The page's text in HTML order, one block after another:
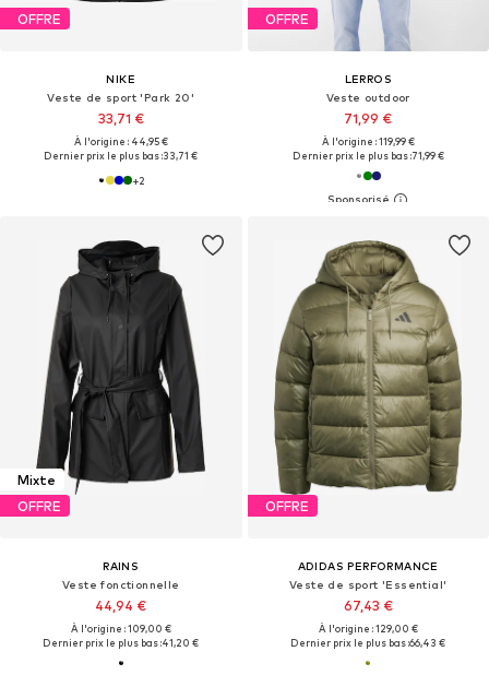
OFFRE
NIKE
Veste de sport 'Park 20'
33,71 €
À l'origine : 44,95 €
Dernier prix le plus bas :33,71 €
+2
OFFRE
LERROS
Veste outdoor
71,99 €
À l'origine : 119,99 €
Dernier prix le plus bas :71,99 €
Mixte
OFFRE
RAINS
Veste fonctionnelle
44,94 €
À l'origine : 109,00 €
Dernier prix le plus bas :41,20 €
OFFRE
ADIDAS PERFORMANCE
Veste de sport 'Essential'
67,43 €
À l'origine : 129,00 €
Dernier prix le plus bas :66,43 €